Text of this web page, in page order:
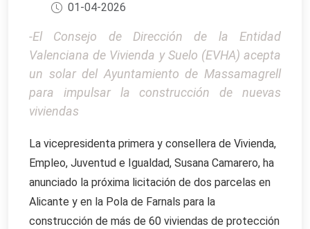
01-04-2026
-El Consejo de Dirección de la Entidad
Valenciana de Vivienda y Suelo (EVHA) acepta
un solar del Ayuntamiento de Massamagrell
para impulsar la construcción de nuevas
viviendas
La vicepresidenta primera y consellera de Vivienda,
Empleo, Juventud e Igualdad, Susana Camarero, ha
anunciado la próxima licitación de dos parcelas en
Alicante y en la Pola de Farnals para la
construcción de más de 60 viviendas de protección